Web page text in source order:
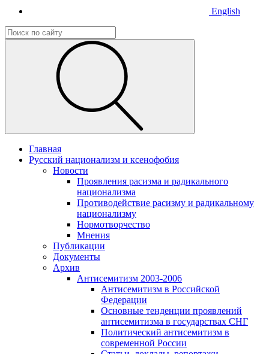
English
Главная
Русский национализм и ксенофобия
Новости
Проявления расизма и радикального
национализма
Противодействие расизму и радикальному
национализму
Нормотворчество
Мнения
Публикации
Документы
Архив
Антисемитизм 2003-2006
Антисемитизм в Российской
Федерации
Основные тенденции проявлений
антисемитизма в государствах СНГ
Политический антисемитизм в
современной России